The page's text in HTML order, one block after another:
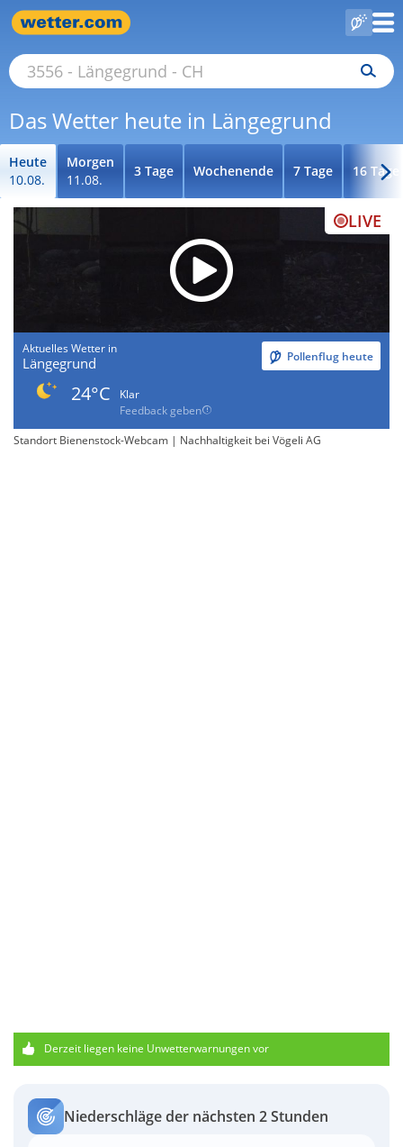
Das Wetter heute in Längegrund
Heute
10.08.
Morgen
11.08.
3 Tage Wochenende 7 Tage 16 Tage
LIVE
Aktuelles Wetter in
Längegrund Pollenflug heute
24°C
Klar
Feedback geben
Standort Bienenstock-Webcam | Nachhaltigkeit bei Vögeli AG
Derzeit liegen keine Unwetterwarnungen vor
Niederschläge der nächsten 2 Stunden